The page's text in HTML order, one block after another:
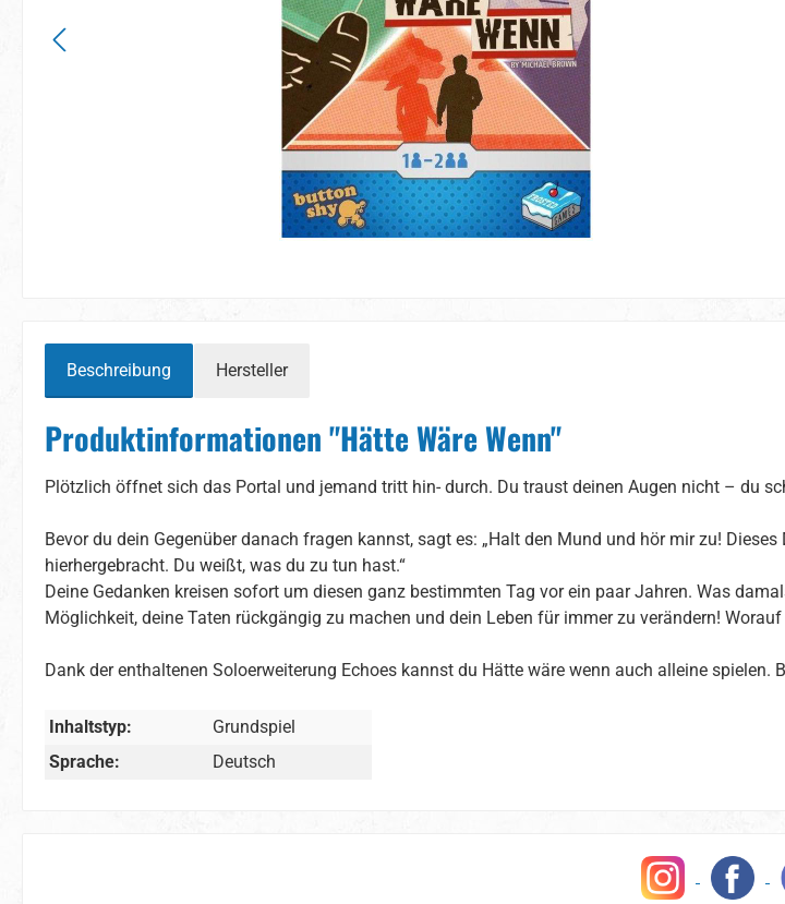
Beschreibung Hersteller
Produktinformationen "Hätte Wäre Wenn"
Plötzlich öffnet sich das Portal und jemand tritt hin- durch. Du traust deinen Augen nicht – du
Bevor du dein Gegenüber danach fragen kannst, sagt es: „Halt den Mund und hör mir zu!
hierhergebracht. Du weißt, was du zu tun hast.“
Deine Gedanken kreisen sofort um diesen ganz bestimmten Tag vor ein paar Jahren. Was
Möglichkeit, deine Taten rückgängig zu machen und dein Leben für immer zu verändern!
Dank der enthaltenen Soloerweiterung Echoes kannst du Hätte wäre wenn auch alleine spielen.
Inhaltstyp:
Grundspiel
Sprache:
Deutsch